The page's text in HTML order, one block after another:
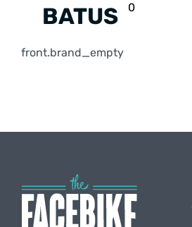
BATUS 0
front.brand_empty